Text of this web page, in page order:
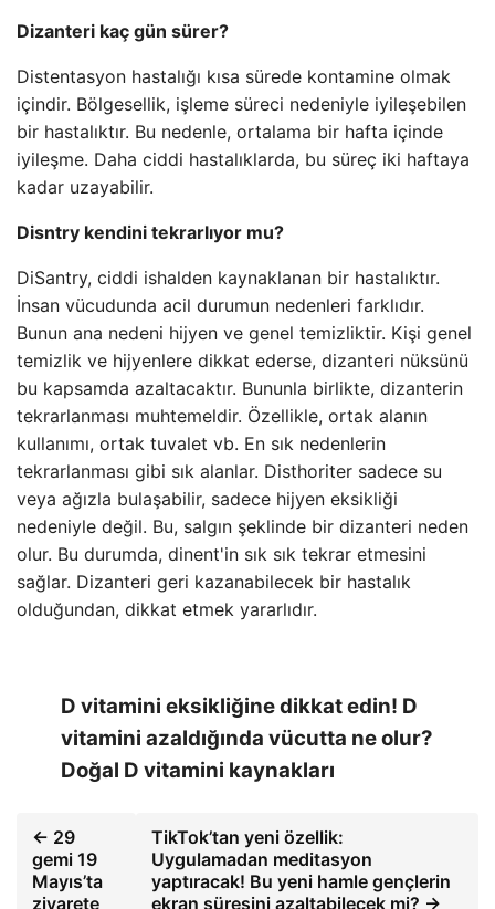
Dizanteri kaç gün sürer?
Distentasyon hastalığı kısa sürede kontamine olmak
içindir. Bölgesellik, işleme süreci nedeniyle iyileşebilen
bir hastalıktır. Bu nedenle, ortalama bir hafta içinde
iyileşme. Daha ciddi hastalıklarda, bu süreç iki haftaya
kadar uzayabilir.
Disntry kendini tekrarlıyor mu?
DiSantry, ciddi ishalden kaynaklanan bir hastalıktır.
İnsan vücudunda acil durumun nedenleri farklıdır.
Bunun ana nedeni hijyen ve genel temizliktir. Kişi genel
temizlik ve hijyenlere dikkat ederse, dizanteri nüksünü
bu kapsamda azaltacaktır. Bununla birlikte, dizanterin
tekrarlanması muhtemeldir. Özellikle, ortak alanın
kullanımı, ortak tuvalet vb. En sık nedenlerin
tekrarlanması gibi sık alanlar. Disthoriter sadece su
veya ağızla bulaşabilir, sadece hijyen eksikliği
nedeniyle değil. Bu, salgın şeklinde bir dizanteri neden
olur. Bu durumda, dinent'in sık sık tekrar etmesini
sağlar. Dizanteri geri kazanabilecek bir hastalık
olduğundan, dikkat etmek yararlıdır.
D vitamini eksikliğine dikkat edin! D
vitamini azaldığında vücutta ne olur?
Doğal D vitamini kaynakları
← 29
gemi 19
Mayıs’ta
ziyarete
TikTok’tan yeni özellik:
Uygulamadan meditasyon
yaptıracak! Bu yeni hamle gençlerin
ekran süresini azaltabilecek mi? →